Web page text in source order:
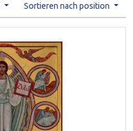
Sortieren nach position